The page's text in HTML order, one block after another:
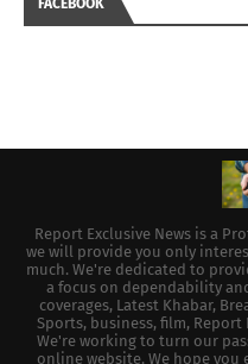
Report Exclusive News is a
we will provide you only
much. We're dedicated to
a focus on dependability
coverages, Latest Khabar,
Sports, business, film, Report
We're working to turn our
online website. We hope you